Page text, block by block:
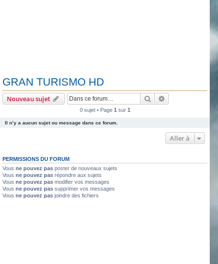
GRAN TURISMO HD
Nouveau sujet Rechercher
0 sujet • Page 1 sur 1
Il n’y a aucun sujet ou message dans ce forum.
Aller à
PERMISSIONS DU FORUM
Vous ne pouvez pas poster de nouveaux sujets
Vous ne pouvez pas répondre aux sujets
Vous ne pouvez pas modifier vos messages
Vous ne pouvez pas supprimer vos messages
Vous ne pouvez pas joindre des fichiers